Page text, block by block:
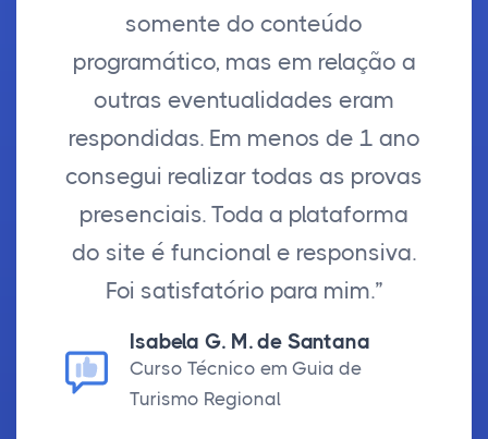
somente do conteúdo
programático, mas em relação a
outras eventualidades eram
respondidas. Em menos de 1 ano
consegui realizar todas as provas
presenciais. Toda a plataforma
do site é funcional e responsiva.
Foi satisfatório para mim.”
Isabela G. M. de Santana
Curso Técnico em Guia de
Turismo Regional